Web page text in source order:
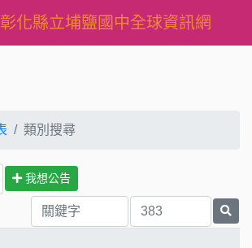
彰化縣立埔鹽國中全球資訊網
類別搜尋
我想公告